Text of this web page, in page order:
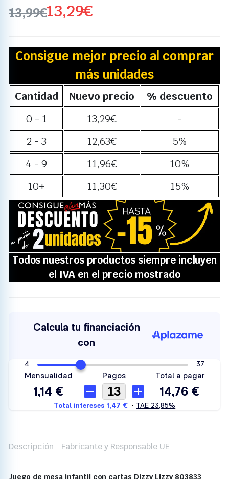
13,99€13,29€
Consigue mejor precio al comprar
más unidades
Cantidad Nuevo precio
% descuento
0 - 1
13,29€
-
2 - 3
12,63€
5%
4 - 9
11,96€
10%
10+
11,30€ 15%
Descripción Fabricante y Responsable UE
Juego de mesa infantil con cartas Dizzy Lizzy 803833